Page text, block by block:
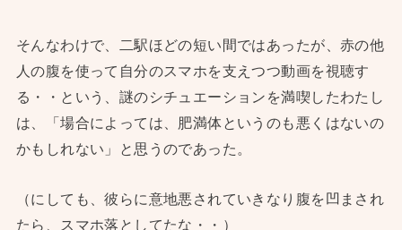
そんなわけで、二駅ほどの短い間ではあったが、赤の他
人の腹を使って自分のスマホを支えつつ動画を視聴す
る・・という、謎のシチュエーションを満喫したわたし
は、「場合によっては、肥満体というのも悪くはないの
かもしれない」と思うのであった。
（にしても、彼らに意地悪されていきなり腹を凹まされ
たら、スマホ落としてたな・・）